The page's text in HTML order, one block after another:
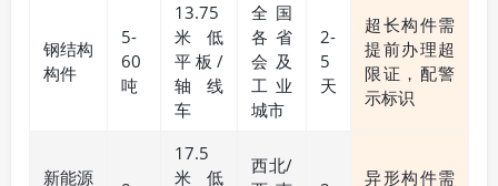
钢结构
构件
5-
60
吨
13.75
米低
平板/
轴线
车
全国
各省
会及
工业
城市
2-
5
天
超长构件需
提前办理超
限证，配警
示标识
新能源
17.5
米低
西北/
异形构件需